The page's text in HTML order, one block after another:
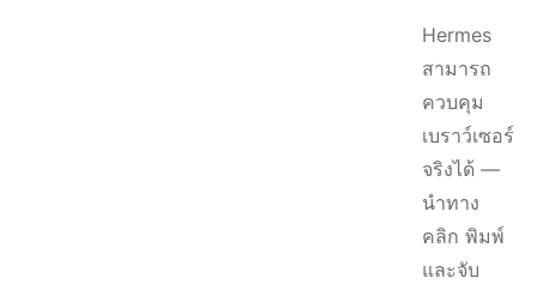
Hermes
สามารถ
ควบคุม
เบราว์เซอร์
จริงได้ —
นำทาง
คลิก พิมพ์
และจับ